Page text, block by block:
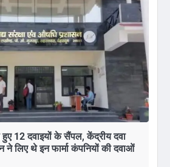
12 दवाइयों के सैंपल, केंद्रीय दवा
लिए थे इन फार्मा कंपनियों की दवाओं